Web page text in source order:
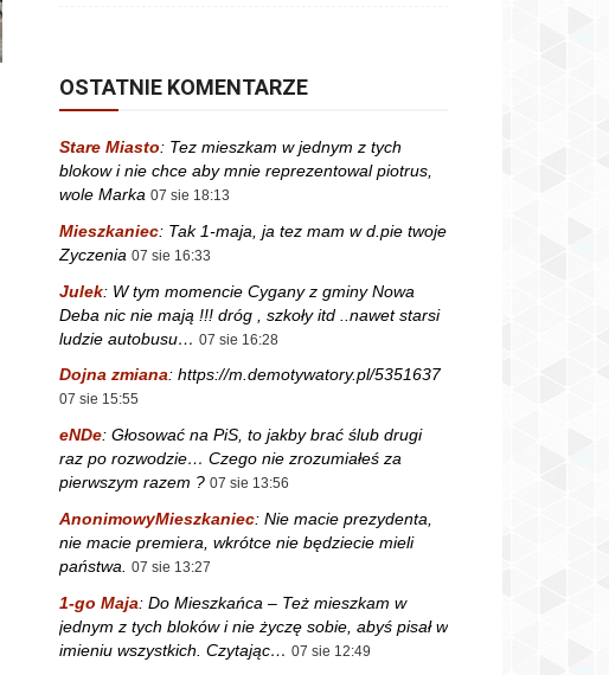
OSTATNIE KOMENTARZE
Stare Miasto: Tez mieszkam w jednym z tych
blokow i nie chce aby mnie reprezentowal piotrus,
wole Marka 07 sie 18:13
Mieszkaniec: Tak 1-maja, ja tez mam w d.pie twoje
Zyczenia 07 sie 16:33
Julek: W tym momencie Cygany z gminy Nowa
Deba nic nie mają !!! dróg , szkoły itd ..nawet starsi
ludzie autobusu… 07 sie 16:28
Dojna zmiana: https://m.demotywatory.pl/5351637
07 sie 15:55
eNDe: Głosować na PiS, to jakby brać ślub drugi
raz po rozwodzie… Czego nie zrozumiałeś za
pierwszym razem ? 07 sie 13:56
AnonimowyMieszkaniec: Nie macie prezydenta,
nie macie premiera, wkrótce nie będziecie mieli
państwa.
07 sie 13:27
1-go Maja: Do Mieszkańca – Też mieszkam w
jednym z tych bloków i nie życzę sobie, abyś pisał w
imieniu wszystkich. Czytając… 07 sie 12:49